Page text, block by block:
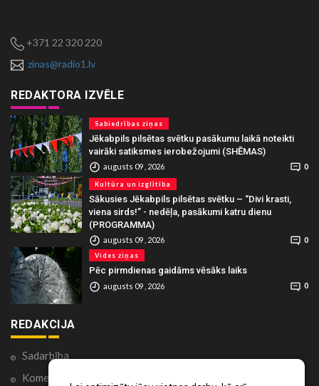
+371 22 320 220
zinas@radio1.lv
REDAKTORA IZVĒLE
Sabiedrības ziņas
Jēkabpils pilsētas svētku pasākumu laikā noteikti
vairāki satiksmes ierobežojumi (SHĒMAS)
augusts 09 , 2026 0
Kultūra un izglītība
Sākusies Jēkabpils pilsētas svētku – “Divi krasti,
viena sirds!” - nedēļa, pasākumi katru dienu
(PROGRAMMA)
augusts 09 , 2026 0
Vides ziņas
Pēc pirmdienas gaidāms vēsāks laiks
augusts 09 , 2026 0
REDAKCIJA
Sadarbība
Komentāri portālā